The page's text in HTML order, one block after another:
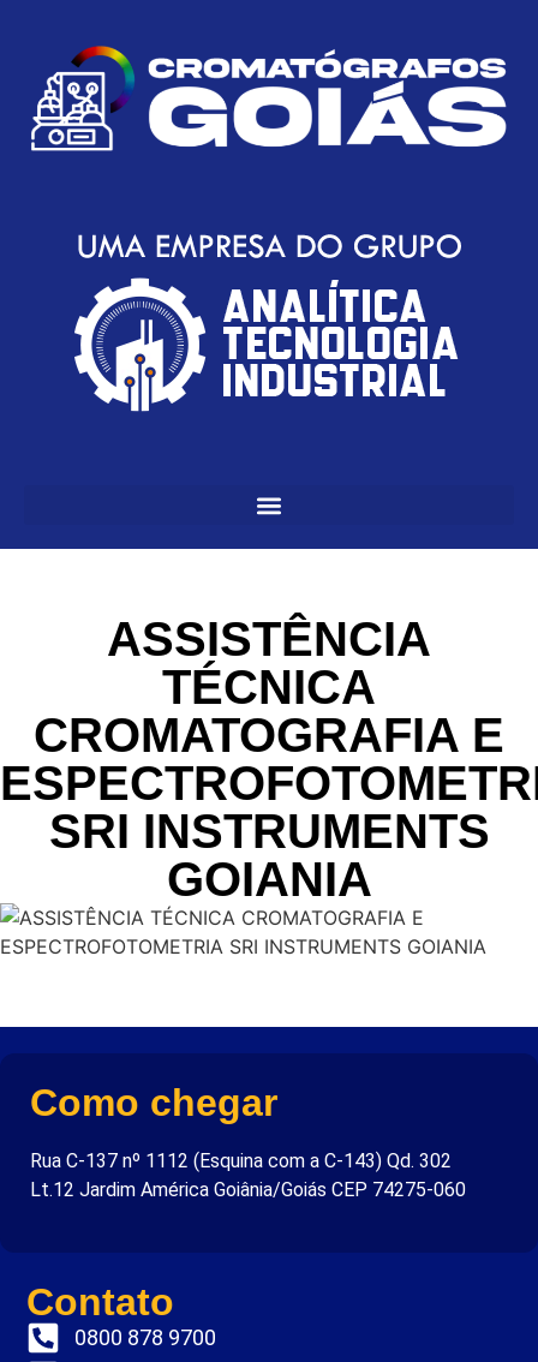
ASSISTÊNCIA
TÉCNICA
CROMATOGRAFIA E
SRI INSTRUMENTS
GOIANIA
Como chegar
Rua C-137 nº 1112 (Esquina com a C-143) Qd. 302
Lt.12 Jardim América Goiânia/Goiás CEP 74275-060
Contato
0800 878 9700